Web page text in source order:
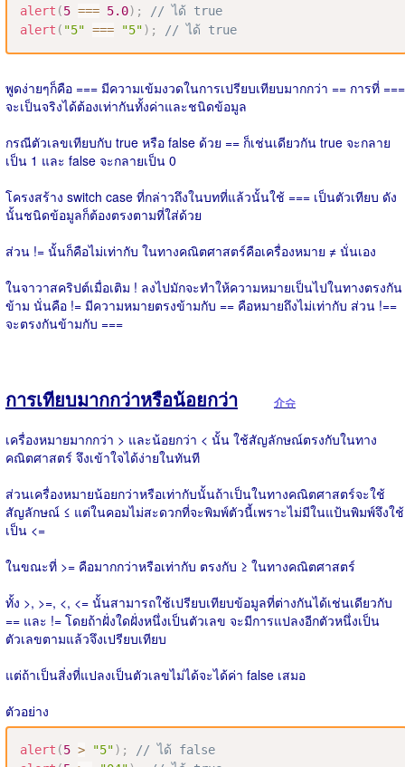
alert (5 === 5.0) ;
// ได้ true
alert ( "5" === "5") ; // ได้ true
พูดง่ายๆก็คือ === มีความเข้มงวดในการเปรียบเทียบมากกว่า == การที่ ===
จะเป็นจริงได้ต้องเท่ากันทั้งค่าและชนิดข้อมูล
กรณีตัวเลขเทียบกับ true หรือ false ด้วย == ก็เช่นเดียวกัน true จะกลาย
เป็น 1 และ false จะกลายเป็น 0
โครงสร้าง switch case ที่กล่าวถึงในบทที่แล้วนั้นใช้ === เป็นตัวเทียบ ดัง
นั้นชนิดข้อมูลก็ต้องตรงตามที่ใส่ด้วย
ส่วน != นั้นก็คือไม่เท่ากับ ในทางคณิตศาสตร์คือเครื่องหมาย ≠ นั่นเอง
ในจาวาสคริปต์เมื่อเติม ! ลงไปมักจะทำให้ความหมายเป็นไปในทางตรงกัน
ข้าม นั่นคือ != มีความหมายตรงข้ามกับ == คือหมายถึงไม่เท่ากับ ส่วน !==
จะตรงกันข้ามกับ ===
การเทียบมากกว่าหรือน้อยกว่า 介슈
เครื่องหมายมากกว่า > และน้อยกว่า < นั้น ใช้สัญลักษณ์ตรงกับในทาง
คณิตศาสตร์ จึงเข้าใจได้ง่ายในทันที
ส่วนเครื่องหมายน้อยกว่าหรือเท่ากับนั้นถ้าเป็นในทางคณิตศาสตร์จะใช้
สัญลักษณ์ ≤ แต่ในคอมไม่สะดวกที่จะพิมพ์ตัวนี้เพราะไม่มีในแป้นพิมพ์จึงใช้
เป็น <=
ในขณะที่ >= คือมากกว่าหรือเท่ากับ ตรงกับ ≥ ในทางคณิตศาสตร์
ทั้ง >, >=, <, <= นั้นสามารถใช้เปรียบเทียบข้อมูลที่ต่างกันได้เช่นเดียวกับ
== และ != โดยถ้าฝั่งใดฝั่งหนึ่งเป็นตัวเลข จะมีการแปลงอีกตัวหนึ่งเป็น
ตัวเลขตามแล้วจึงเปรียบเทียบ
แต่ถ้าเป็นสิ่งที่แปลงเป็นตัวเลขไม่ได้จะได้ค่า false เสมอ
ตัวอย่าง
alert (5 > "5") ;
// ได้ false